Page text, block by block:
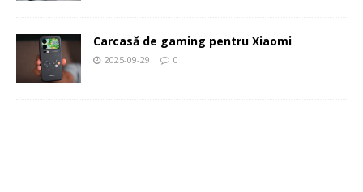
Carcasă de gaming pentru Xiaomi
2025-09-29 0